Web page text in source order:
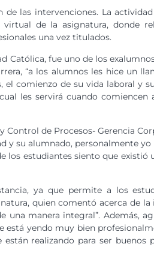
las intervenciones. La
de la asignatura, donde
una vez titulados.
Católica, fue uno de los
“a los alumnos les hice un
el comienzo de su vida laboral y
les servirá cuando comiencen
de Procesos- Gerencia
y su alumnado, personalmente
los estudiantes siento que existió
ya que permite a los
quien comentó acerca de
manera integral”. Además,
yendo muy bien
realizando para ser buenos